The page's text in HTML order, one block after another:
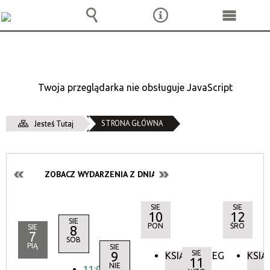
Twoja przeglądarka nie obsługuje JavaScript
Jesteś Tutaj STRONA GŁÓWNA
ZOBACZ WYDARZENIA Z DNIA:
SIE
7
PIĄ
SIE
8
SOB
SIE
9
NIE
SIE
10
PON
KSIĄŻKOBIEG
SIE
11
SIE
12
ŚRO
WyszukiwarkaNarzędziaMenu